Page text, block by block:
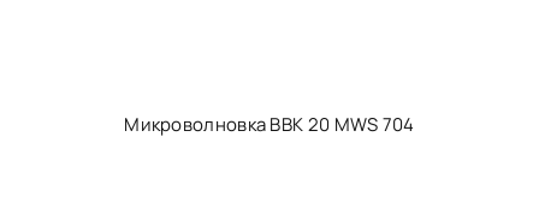
Микроволновка BBK 20 MWS 704